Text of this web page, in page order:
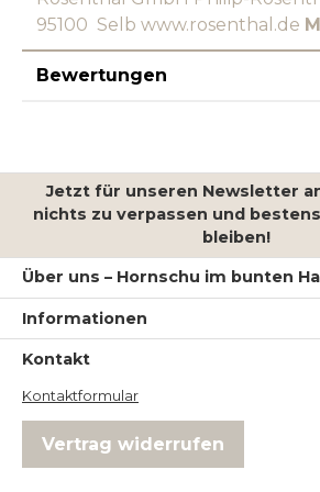
95100 Selb www.rosenthal.de
Bewertungen
Jetzt für unseren Newsletter
nichts zu verpassen und
bleiben!
Über uns – Hornschu im bunten
Informationen
Kontakt
Kontaktformular
Vertrag widerrufen